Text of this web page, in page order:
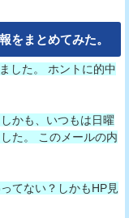
をまとめてみた。
した。 ホントに的中
かも、いつもは日曜
た。 このメールの内
てない？しかもHP見